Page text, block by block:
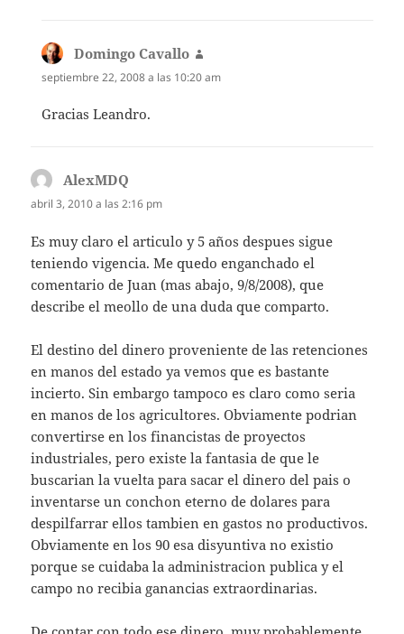
Domingo Cavallo
septiembre 22, 2008 a las 10:20 am
Gracias Leandro.
AlexMDQ
abril 3, 2010 a las 2:16 pm
Es muy claro el articulo y 5 años despues sigue
teniendo vigencia. Me quedo enganchado el
comentario de Juan (mas abajo, 9/8/2008), que
describe el meollo de una duda que comparto.
El destino del dinero proveniente de las retenciones
en manos del estado ya vemos que es bastante
incierto. Sin embargo tampoco es claro como seria
en manos de los agricultores. Obviamente podrian
convertirse en los financistas de proyectos
industriales, pero existe la fantasia de que le
buscarian la vuelta para sacar el dinero del pais o
inventarse un conchon eterno de dolares para
despilfarrar ellos tambien en gastos no productivos.
Obviamente en los 90 esa disyuntiva no existio
porque se cuidaba la administracion publica y el
campo no recibia ganancias extraordinarias.